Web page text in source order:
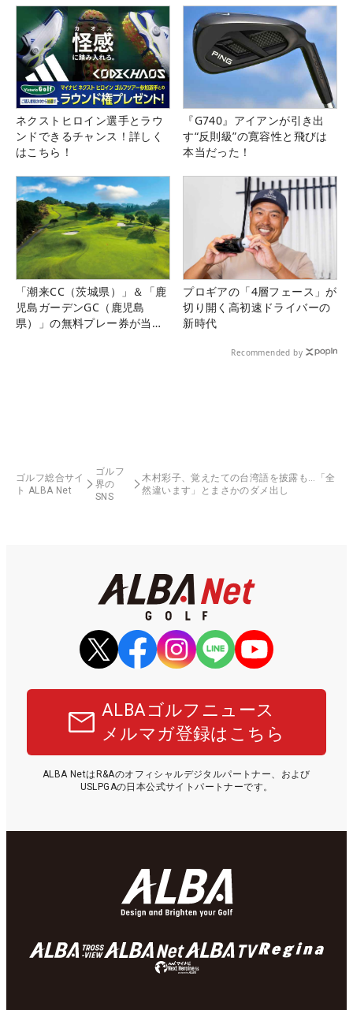
ネクストヒロイン選手とラウ
ンドできるチャンス！詳しく
はこちら！
『G740』アイアンが引き出
す“反則級”の寛容性と飛びは
本当だった！
「潮来CC（茨城県）」＆「鹿
児島ガーデンGC（鹿児島
県）」の無料プレー券が当た
プロギアの「4層フェース」が
切り開く高初速ドライバーの
新時代
Recommended by
ゴルフ総合サイ
ト ALBA Net
ゴルフ
界の
SNS
木村彩子、覚えたての台湾語を披露も…「全
然違います」とまさかのダメ出し
ALBAゴルフニュース
メルマガ登録はこちら
ALBA NetはR&Aのオフィシャルデジタルパートナー、および
USLPGAの日本公式サイトパートナーです。